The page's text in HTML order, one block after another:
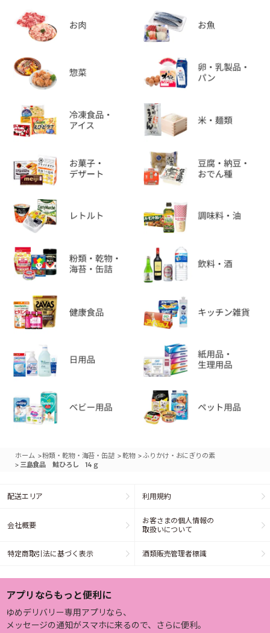
ホーム >粉類・乾物・海苔・缶詰 >乾物 >ふりかけ・おにぎりの素
> 三島食品 鮭ひろし 14ｇ
配送エリア 利用規約
会社概要
お客さまの個人情報の
取扱いについて
特定商取引法に基づく表示 酒類販売管理者標識
アプリならもっと便利に
ゆめデリバリー専用アプリなら、
メッセージの通知がスマホに来るので、さらに便利。